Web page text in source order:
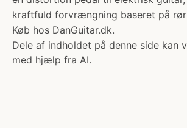
kraftfuld forvrængning baseret på
Køb hos DanGuitar.dk.
Dele af indholdet på denne side kan
med hjælp fra AI.